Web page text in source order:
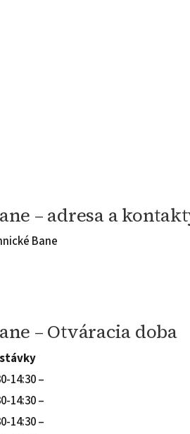
– adresa a
Bane
– Otváracia doba
14:30 –
14:30 –
14:30 –